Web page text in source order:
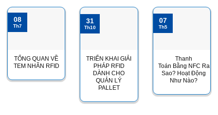
TỔNG QUAN VỀ
TEM NHÃN RFID
08
Th7
TRIỂN KHAI GIẢI
PHÁP RFID
DÀNH CHO
QUẢN LÝ
PALLET
31
Th10
Thanh
Toán Bằng NFC Ra
Sao? Hoạt Động
Như Nào?
07
Th5